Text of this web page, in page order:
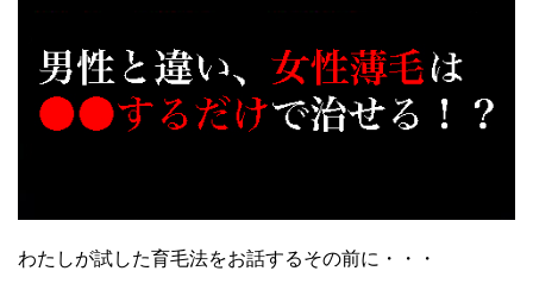
わたしが試した育毛法をお話するその前に・・・